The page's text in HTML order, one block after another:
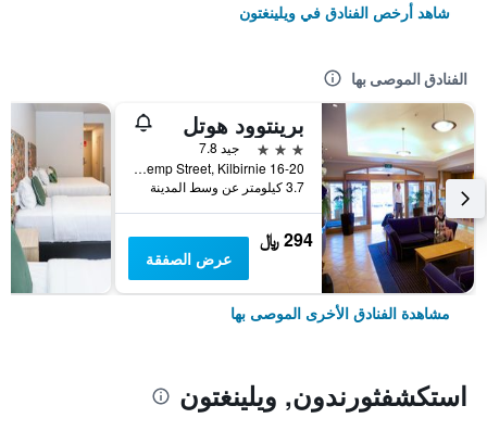
شاهد أرخص الفنادق في ويلينغتون
الفنادق الموصى بها
برينتوود هوتل
3 نجوم
جيد 7.8
16-20 Kemp Street, Kilbirnie, ويلينغتون, نيوزيلندا
3.7 كيلومتر عن وسط المدينة
294 ﷼
عرض الصفقة
مشاهدة الفنادق الأخرى الموصى بها
استكشفثورندون, ويلينغتون